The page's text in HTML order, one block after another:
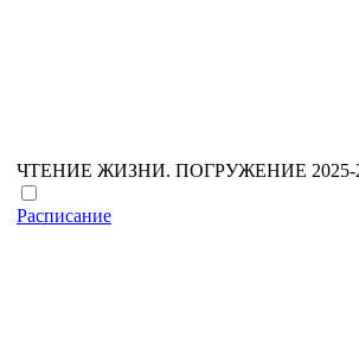
ЧТЕНИЕ ЖИЗНИ. ПОГРУЖЕНИЕ 2025-
Расписание